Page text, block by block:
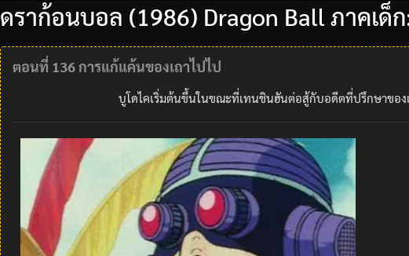
ดราก้อนบอล (1986) Dragon Ball ภาคเด็
ตอนที่ 136 การแก้แค้นของเถาไปไป
บูโดไคเริ่มต้นขึ้นในขณะที่เทนชินฮันต่อสู้กับอดีตที่ปรึกษาของ